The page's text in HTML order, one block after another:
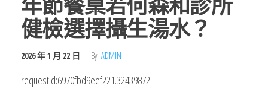
健檢選擇攝生湯水？
2026 年 1 月 22 日 By ADMIN
requestId:6970fbd9eef221.32439872.